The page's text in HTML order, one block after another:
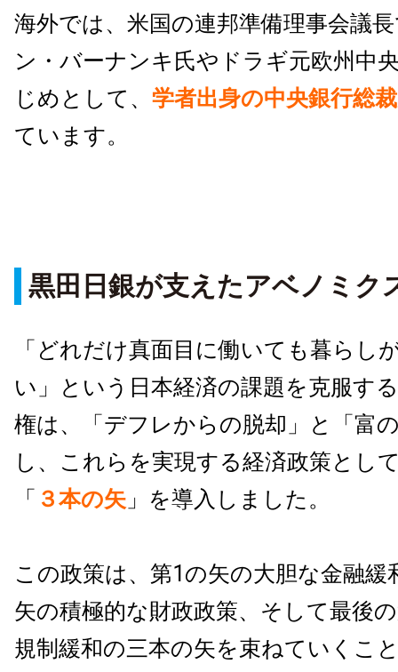
海外では、米国の連邦準備理事会議
ン・バーナンキ氏やドラギ元欧州中
じめとして、 学者出身の中央銀行総
ています。
黒田日銀が支えたアベノミク
「どれだけ真面目に働いても暮らし
い」という日本経済の課題を克服す
権は、「デフレからの脱却」と「富
し、これらを実現する経済政策とし
「 ３本の矢 」を導入しました。
この政策は、第1の矢の大胆な金融緩
矢の積極的な財政政策、そして最後
規制緩和の三本の矢を束ねていくこ